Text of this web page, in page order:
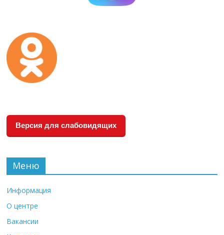
Версия для слабовидящих
Меню
Информация
О центре
Вакансии